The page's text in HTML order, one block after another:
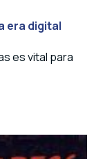
era digital
es vital para